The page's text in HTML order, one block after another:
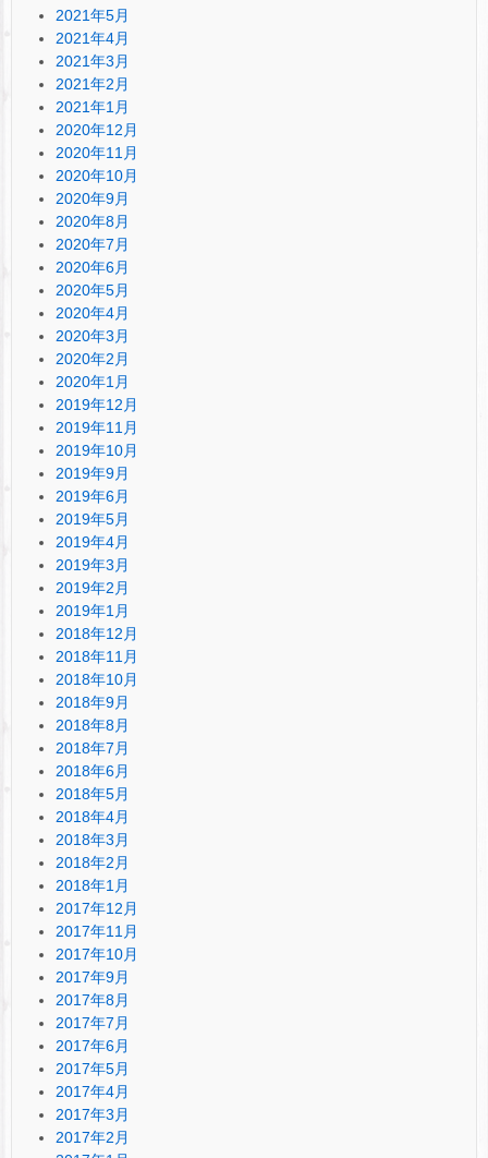
2021年5月
2021年4月
2021年3月
2021年2月
2021年1月
2020年12月
2020年11月
2020年10月
2020年9月
2020年8月
2020年7月
2020年6月
2020年5月
2020年4月
2020年3月
2020年2月
2020年1月
2019年12月
2019年11月
2019年10月
2019年9月
2019年6月
2019年5月
2019年4月
2019年3月
2019年2月
2019年1月
2018年12月
2018年11月
2018年10月
2018年9月
2018年8月
2018年7月
2018年6月
2018年5月
2018年4月
2018年3月
2018年2月
2018年1月
2017年12月
2017年11月
2017年10月
2017年9月
2017年8月
2017年7月
2017年6月
2017年5月
2017年4月
2017年3月
2017年2月